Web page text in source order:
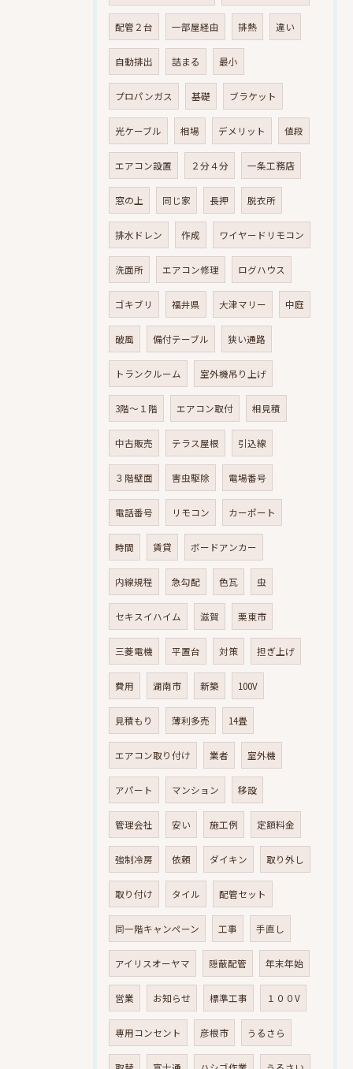
配管２台 一部屋経由 排熱 違い
自動排出 詰まる 最小
プロパンガス 基礎 ブラケット
光ケーブル 相場 デメリット 値段
エアコン設置 ２分４分 一条工務店
窓の上 同じ家 長押 脱衣所
排水ドレン 作成 ワイヤードリモコン
洗面所 エアコン修理 ログハウス
ゴキブリ 福井県 大津マリー 中庭
破風 備付テーブル 狭い通路
トランクルーム 室外機吊り上げ
3階～１階 エアコン取付 相見積
中古販売 テラス屋根 引込線
３階壁面 害虫駆除 電場番号
電話番号 リモコン カーポート
時間 賃貸 ボードアンカー
内線規程 急勾配 色瓦 虫
セキスイハイム 滋賀 栗東市
三菱電機 平置台 対策 担ぎ上げ
費用 湖南市 新築 100V
見積もり 薄利多売 14畳
エアコン取り付け 業者 室外機
アパート マンション 移設
管理会社 安い 施工例 定額料金
強制冷房 依頼 ダイキン 取り外し
取り付け タイル 配管セット
同一階キャンペーン 工事 手直し
アイリスオーヤマ 隠蔽配管 年末年始
営業 お知らせ 標準工事 １００V
専用コンセント 彦根市 うるさら